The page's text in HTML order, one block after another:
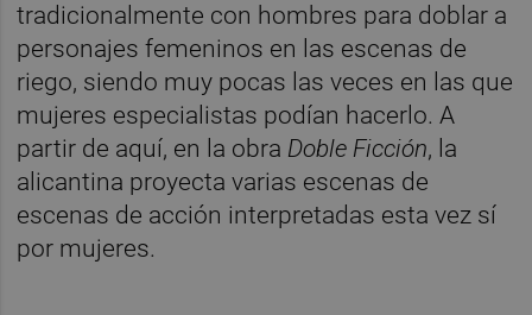
tradicionalmente con hombres para doblar a
personajes femeninos en las escenas de
riego, siendo muy pocas las veces en las que
mujeres especialistas podían hacerlo. A
partir de aquí, en la obra Doble Ficción, la
alicantina proyecta varias escenas de
escenas de acción interpretadas esta vez sí
por mujeres.